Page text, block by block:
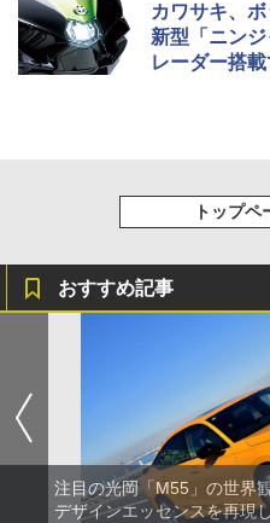
カワサキ、
新型「ニン
レーダー搭
トップペ
おすすめ記事
注目の光岡「M55」の世界
デザインエッセンスを再現